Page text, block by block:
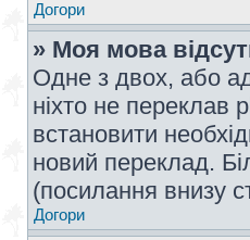
Догори
» Моя мова
Одне з двох, або
ніхто не переклав
встановити
новий переклад.
(посилання внизу
Догори